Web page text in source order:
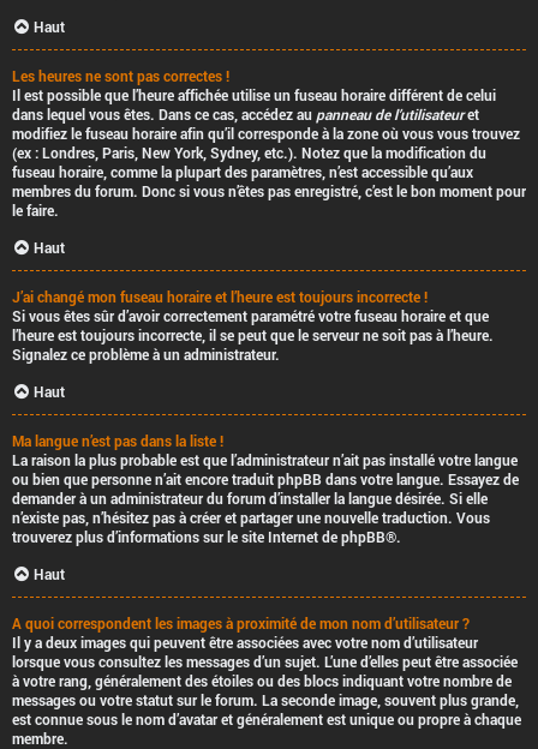
Haut
Les heures ne sont pas correctes !
Il est possible que l’heure affichée utilise un fuseau horaire différent de celui
dans lequel vous êtes. Dans ce cas, accédez au panneau de l’utilisateuret
modifiez le fuseau horaire afin qu’il corresponde à la zone où vous vous trouvez
(ex : Londres, Paris, New York, Sydney, etc.). Notez que la modification du
fuseau horaire, comme la plupart des paramètres, n’est accessible qu’aux
membres du forum. Donc si vous n’êtes pas enregistré, c’est le bon moment pour
le faire.
Haut
J’ai changé mon fuseau horaire et l’heure est toujours incorrecte !
Si vous êtes sûr d’avoir correctement paramétré votre fuseau horaire et que
l’heure est toujours incorrecte, il se peut que le serveur ne soit pas à l’heure.
Signalez ce problème à un administrateur.
Haut
Ma langue n’est pas dans la liste !
La raison la plus probable est que l’administrateur n’ait pas installé votre langue
ou bien que personne n’ait encore traduit phpBB dans votre langue. Essayez de
demander à un administrateur du forum d’installer la langue désirée. Si elle
n’existe pas, n’hésitez pas à créer et partager une nouvelle traduction. Vous
trouverez plus d’informations sur le site Internet dephpBB®.
Haut
A quoi correspondent les images à proximité de mon nom d’utilisateur ?
Il y a deux images qui peuvent être associées avec votre nom d’utilisateur
lorsque vous consultez les messages d’un sujet. L’une d’elles peut être associée
à votre rang, généralement des étoiles ou des blocs indiquant votre nombre de
messages ou votre statut sur le forum. La seconde image, souvent plus grande,
est connue sous le nom d’avatar et généralement est unique ou propre à chaque
membre.